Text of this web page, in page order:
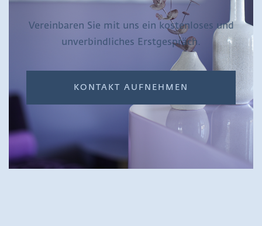
Vereinbaren Sie mit uns ein kostenloses und
unverbindliches Erstgespräch.
KONTAKT AUFNEHMEN